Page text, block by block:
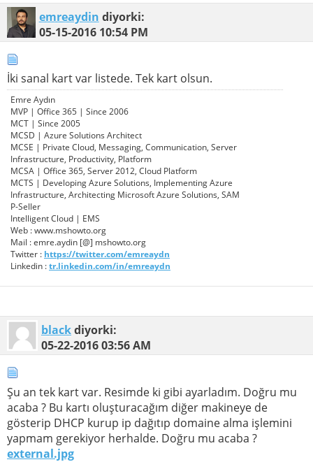
emreaydin diyorki:
05-15-2016 10:54 PM
İki sanal kart var listede. Tek kart olsun.
Emre Aydın
MVP | Office 365 | Since 2006
MCT | Since 2005
MCSD | Azure Solutions Architect
MCSE | Private Cloud, Messaging, Communication, Server
Infrastructure, Productivity, Platform
MCSA | Office 365, Server 2012, Cloud Platform
MCTS | Developing Azure Solutions, Implementing Azure
Infrastructure, Architecting Microsoft Azure Solutions, SAM
P-Seller
Intelligent Cloud | EMS
Web : www.mshowto.org
Mail : emre.aydin [@] mshowto.org
Twitter : https://twitter.com/emreaydn
Linkedin :tr.linkedin.com/in/emreaydn
blackdiyorki:
05-22-201603:56 AM
Şu an tek kart var. Resimde ki gibi ayarladım. Doğru mu
acaba ? Bu kartı oluşturacağım diğer makineye de
gösterip DHCP kurup ip dağıtıp domaine alma işlemini
yapmam gerekiyor herhalde. Doğru mu acaba ?
external.jpg